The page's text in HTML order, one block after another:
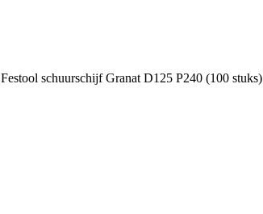
Festool schuurschijf Granat D125 P240 (100 stuks)